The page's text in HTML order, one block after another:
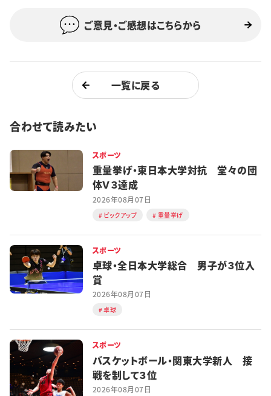
ご意見・ご感想はこちらから
一覧に戻る
合わせて読みたい
スポーツ
重量挙げ・東日本大学対抗 堂々の団
体Ｖ３達成
2026年08月07日
ピックアップ 重量挙げ
スポーツ
卓球・全日本大学総合 男子が３位入
賞
2026年08月07日
卓球
スポーツ
バスケットボール・関東大学新人 接
戦を制して３位
2026年08月07日